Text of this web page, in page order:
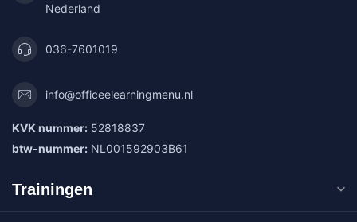
Nederland
036-7601019
info@officeelearningmenu.nl
KVK nummer: 52818837
btw-nummer: NL001592903B61
Trainingen